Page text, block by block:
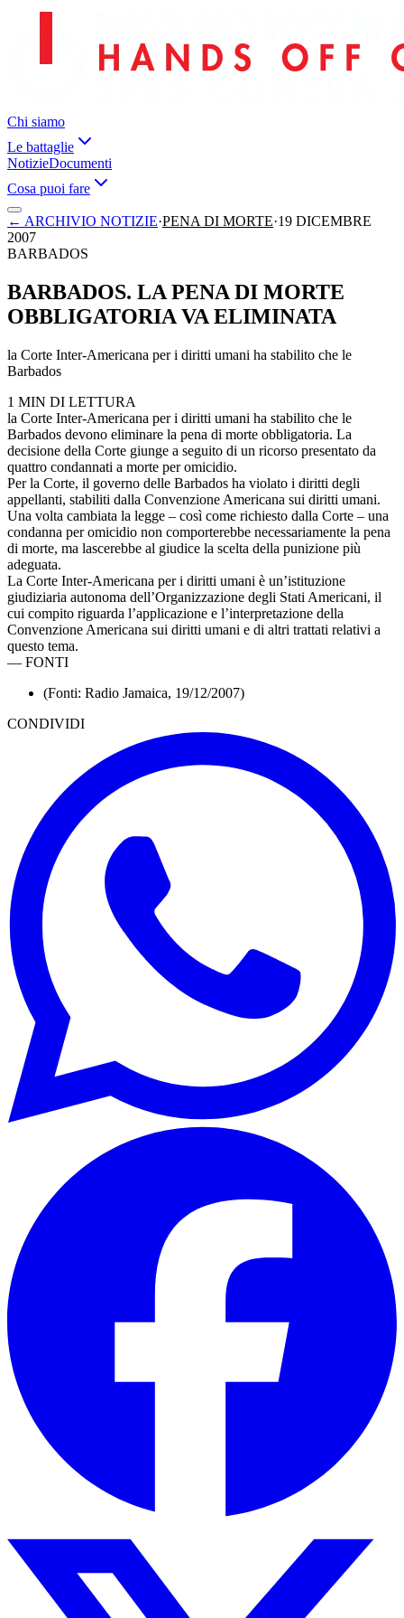
Chi siamo
Le battaglie
NotizieDocumenti
Cosa puoi fare
← ARCHIVIO NOTIZIE·PENA DI MORTE·19 DICEMBRE
2007
BARBADOS
BARBADOS. LA PENA DI MORTE
OBBLIGATORIA VA ELIMINATA
la Corte Inter-Americana per i diritti umani ha stabilito che le
Barbados
1 MIN DI LETTURA
la Corte Inter-Americana per i diritti umani ha stabilito che le
Barbados devono eliminare la pena di morte obbligatoria. La
decisione della Corte giunge a seguito di un ricorso presentato da
quattro condannati a morte per omicidio.
Per la Corte, il governo delle Barbados ha violato i diritti degli
appellanti, stabiliti dalla Convenzione Americana sui diritti umani.
Una volta cambiata la legge – così come richiesto dalla Corte – una
condanna per omicidio non comporterebbe necessariamente la pena
di morte, ma lascerebbe al giudice la scelta della punizione più
adeguata.
La Corte Inter-Americana per i diritti umani è un’istituzione
giudiziaria autonoma dell’Organizzazione degli Stati Americani, il
cui compito riguarda l’applicazione e l’interpretazione della
Convenzione Americana sui diritti umani e di altri trattati relativi a
questo tema.
— FONTI
(Fonti: Radio Jamaica, 19/12/2007)
CONDIVIDI